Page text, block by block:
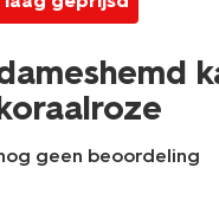
geen beoordeling